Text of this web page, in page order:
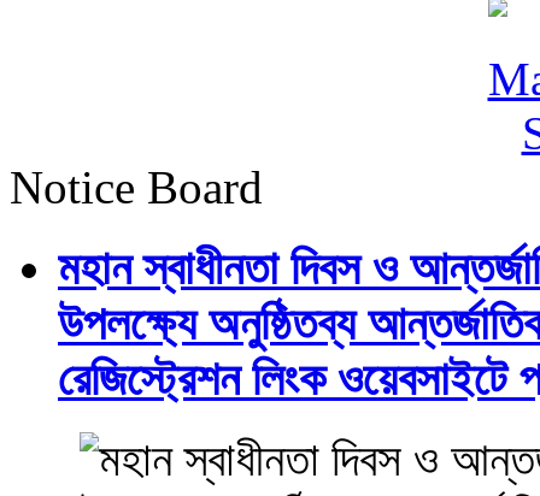
Notice Board
মহান স্বাধীনতা দিবস ও
উপলক্ষ্যে অনুষ্ঠিতব্য
রেজিস্ট্রেশন লিংক ওয়েবসাইটে